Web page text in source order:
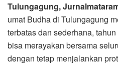
Tulungagung,
umat Budha di Tulungagung
terbatas dan sederhana,
bisa merayakan bersama
dengan tetap menjalankan